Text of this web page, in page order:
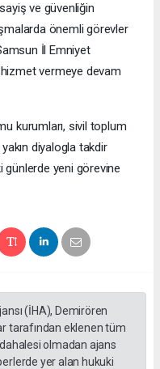
ve güvenliğin
önemli görevler
İl Emniyet
vermeye devam
kurumları, sivil toplum
diyalogla takdir
yeni görevine
(İHA), Demirören
tarafından eklenen tüm
olmadan ajans
yer alan hukuki